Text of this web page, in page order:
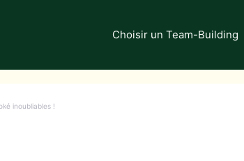
Choisir un Team-Building
inoubliables !